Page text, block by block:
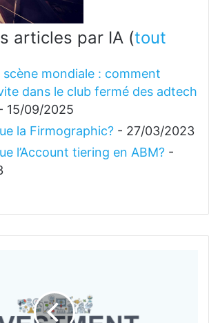
articles par IA (tout
scène mondiale : comment
dans le club fermé des adtech
15/09/2025
la Firmographic? - 27/03/2023
l’Account tiering en ABM? -